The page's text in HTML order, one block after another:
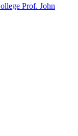
Prof. John